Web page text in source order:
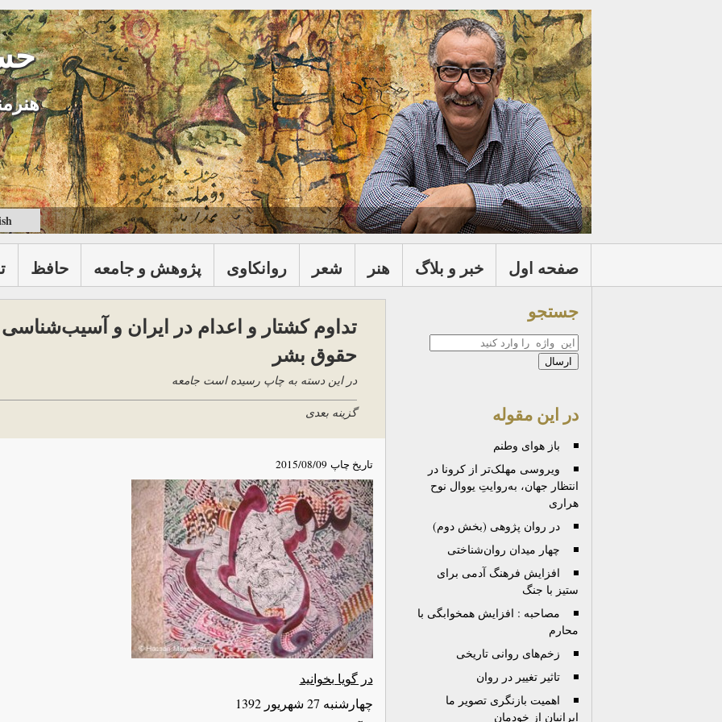
حافظ پژوهش و جامعه روانكاوی شعر هنر خبر و بلاگ صفحه اول
تداوم کشتار و اعدام در ایران و آسیب‌شناسی
حقوق بشر
در این دسته به چاپ رسیده است جامعه
گزینه بعدی
تاریخ چاپ 2015/08/09
در گویا بخوانید
چهارشنبه 27 شهريور 1392
جستجو
جستجو
در این مقوله
باز هوای وطنم
ویروسی مهلک‌تر از کرونا در
انتظار جهان، به‌روایتِ یووال نوح
هراری
در روان پژوهی (بخش دوم)
چهار میدان روان‌شناختی
افزایش فرهنگ آدمی برای
ستیز با جنگ
مصاحبه : افزایش همخوابگی با
محارم
زخم‌های روانی تاریخی
تاثیر تغییر در روان
اهمیت بازنگری تصویر ما
ایرانیان از خودمان